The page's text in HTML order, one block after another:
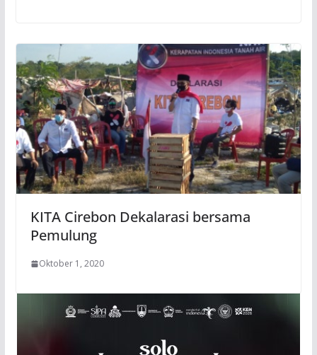
KITA Cirebon Dekalarasi bersama
Pemulung
Oktober 1, 2020